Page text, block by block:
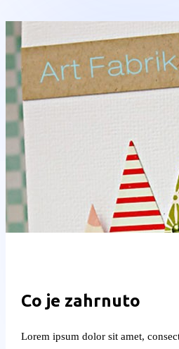
Co je zahrnuto
Lorem ipsum dolor sit amet,